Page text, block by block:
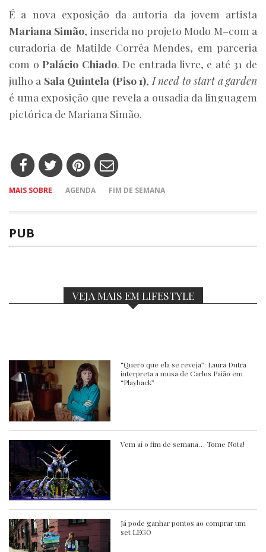
É a nova exposição da autoria da jovem artista
Mariana Simão, inserida no projeto Modo M–com a
curadoria de Matilde Corrêa Mendes, em parceria
com o Palácio Chiado. De entrada livre, e até 31 de
julho a Sala Quintela (Piso 1), I need to start a garden
é uma exposição que revela a ousadia da linguagem
pictórica de Mariana Simão.
MAIS SOBRE AGENDA FIM DE SEMANA
PUB
VEJA MAIS EM LIFESTYLE
“Quero que ela se reveja”: Laura Dutra
interpreta a musa de Carlos Paião em
“Playback”
Vem aí o fim de semana… Tome Nota!
Já pode ganhar pontos ao comprar um
set LEGO